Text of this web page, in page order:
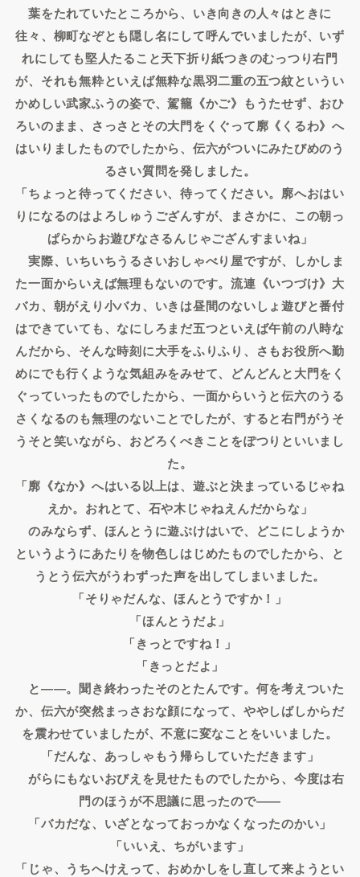
葉をたれていたところから、いき向きの人々はときに
往々、柳町なぞとも隠し名にして呼んでいましたが、いず
れにしても堅人たること天下折り紙つきのむっつり右門
が、それも無粋といえば無粋な黒羽二重の五つ紋というい
かめしい武家ふうの姿で、駕籠《かご》もうたせず、おひ
ろいのまま、さっさとその大門をくぐって廓《くるわ》へ
はいりましたものでしたから、伝六がついにみたびめのう
るさい質問を発しました。
「ちょっと待ってください、待ってください。廓へおはい
りになるのはよろしゅうござんすが、まさかに、この朝っ
ぱらからお遊びなさるんじゃござんすまいね」
実際、いちいちうるさいおしゃべり屋ですが、しかしま
た一面からいえば無理もないのです。流連《いつづけ》大
バカ、朝がえり小バカ、いきは昼間のないしょ遊びと番付
はできていても、なにしろまだ五つといえば午前の八時な
んだから、そんな時刻に大手をふりふり、さもお役所へ勤
めにでも行くような気組みをみせて、どんどんと大門をく
ぐっていったものでしたから、一面からいうと伝六のうる
さくなるのも無理のないことでしたが、すると右門がうそ
うそと笑いながら、おどろくべきことをぽつりといいまし
た。
「廓《なか》へはいる以上は、遊ぶと決まっているじゃね
えか。おれとて、石や木じゃねえんだからな」
のみならず、ほんとうに遊ぶけはいで、どこにしようか
というようにあたりを物色しはじめたものでしたから、と
うとう伝六がうわずった声を出してしまいました。
「そりゃだんな、ほんとうですか！」
「ほんとうだよ」
「きっとですね！」
「きっとだよ」
と――。聞き終わったそのとたんです。何を考えついた
か、伝六が突然まっさおな顔になって、ややしばしからだ
を震わせていましたが、不意に変なことをいいました。
「だんな、あっしゃもう帰らしていただきます」
がらにもないおびえを見せたものでしたから、今度は右
門のほうが不思議に思ったので――
「バカだな、いざとなっておっかなくなったのかい」
「いいえ、ちがいます」
「じゃ、うちへけえって、おめかしをし直して来ようとい